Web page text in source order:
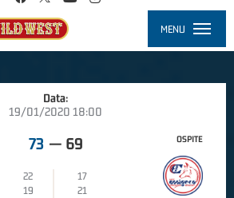
MENU
Data:
19/01/2020 18:00
73 — 69
22
17
19
21
OSPITE